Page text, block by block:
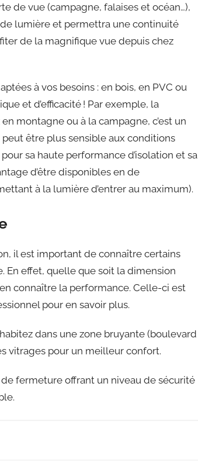
de vue (campagne, falaises et océan…),
lumière et permettra une continuité
de la magnifique vue depuis chez
à vos besoins : en bois, en PVC ou
et d’efficacité ! Par exemple, la
montagne ou à la campagne, c’est un
être plus sensible aux conditions
sa haute performance d’isolation et sa
d’être disponibles en de
à la lumière d’entrer au maximum).
il est important de connaître certains
En effet, quelle que soit la dimension
connaître la performance. Celle-ci est
pour en savoir plus.
dans une zone bruyante (boulevard
vitrages pour un meilleur confort.
fermeture offrant un niveau de sécurité